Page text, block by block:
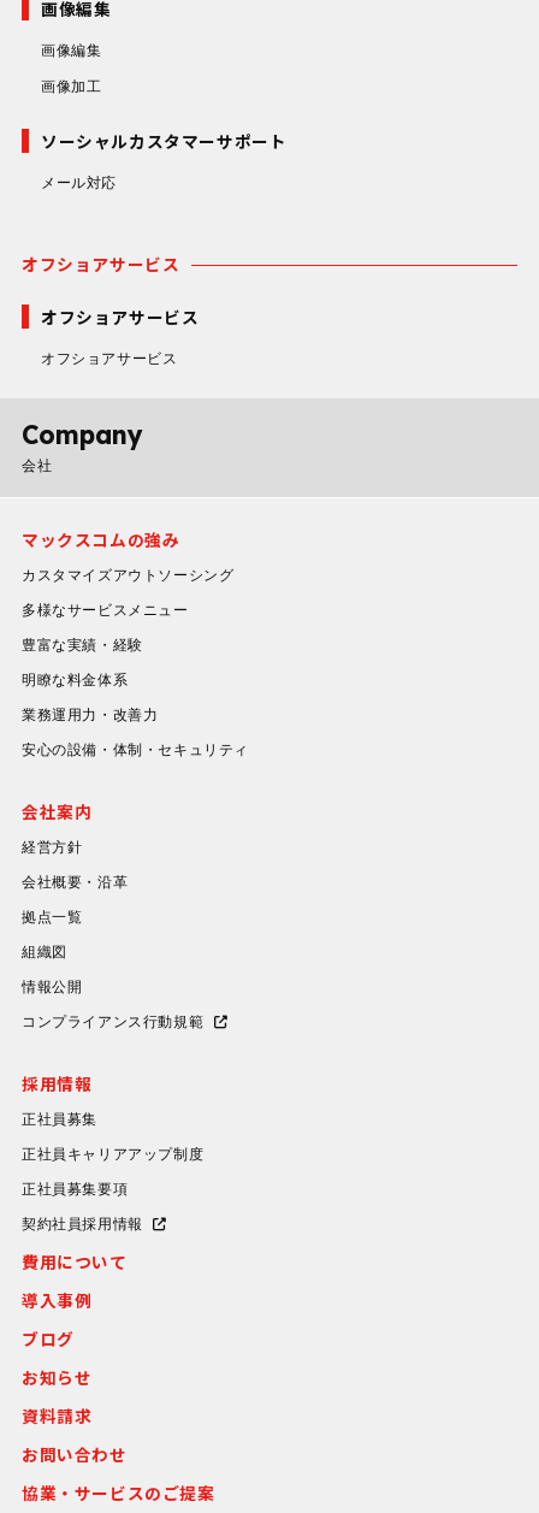
画像編集
画像編集
画像加工
ソーシャルカスタマーサポート
メール対応
オフショアサービス
オフショアサービス
オフショアサービス
Company
会社
マックスコムの強み
カスタマイズアウトソーシング
多様なサービスメニュー
豊富な実績・経験
明瞭な料金体系
業務運用力・改善力
安心の設備・体制・セキュリティ
会社案内
経営方針
会社概要・沿革
拠点一覧
組織図
情報公開
コンプライアンス行動規範
採用情報
正社員募集
正社員キャリアアップ制度
正社員募集要項
契約社員採用情報
費用について
導入事例
ブログ
お知らせ
資料請求
お問い合わせ
協業・サービスのご提案